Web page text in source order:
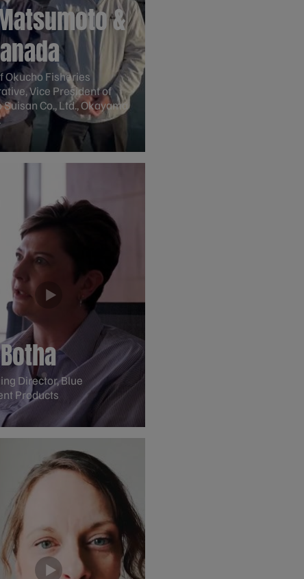
&
Okucho Fisheries
Vice President of
Co., Ltd., Okayama
Director, Blue
Products